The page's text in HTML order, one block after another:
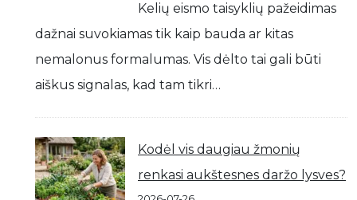
Kelių eismo taisyklių pažeidimas
dažnai suvokiamas tik kaip bauda ar kitas
nemalonus formalumas. Vis dėlto tai gali būti
aiškus signalas, kad tam tikri…
Kodėl vis daugiau žmonių
renkasi aukštesnes daržo lysves?